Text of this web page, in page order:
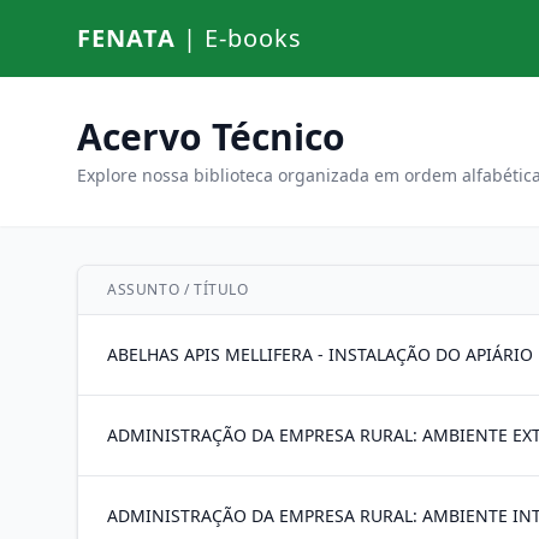
FENATA | E-books
Acervo Técnico
Explore nossa biblioteca organizada em ordem
ASSUNTO / TÍTULO
ABELHAS APIS MELLIFERA - INSTALAÇÃO DO APIÁRIO
ADMINISTRAÇÃO DA EMPRESA RURAL: AMBIENTE
ADMINISTRAÇÃO DA EMPRESA RURAL: AMBIENTE